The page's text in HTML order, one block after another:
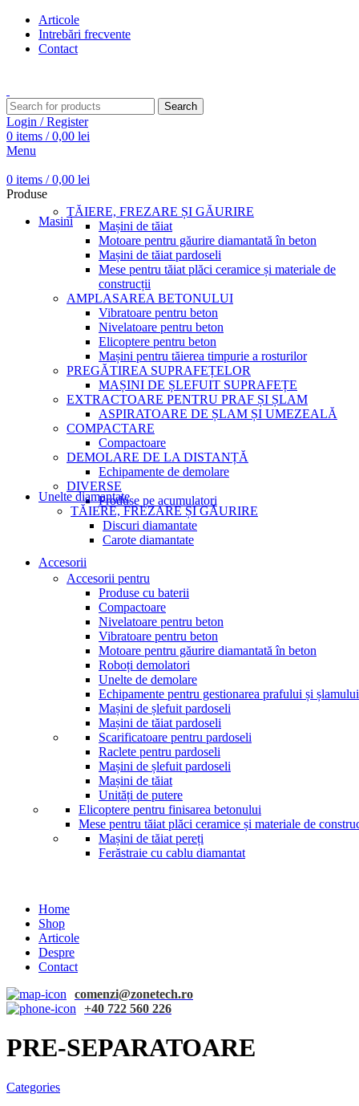
Articole
Intrebări frecvente
Contact
Search
Login / Register
0 items / 0,00 lei
Menu
0 items / 0,00 lei
Produse
Masini
TĂIERE, FREZARE ȘI GĂURIRE
Mașini de tăiat
Motoare pentru găurire diamantată în beton
Mașini de tăiat pardoseli
Mese pentru tăiat plăci ceramice și materiale de
construcții
AMPLASAREA BETONULUI
Vibratoare pentru beton
Nivelatoare pentru beton
Elicoptere pentru beton
Mașini pentru tăierea timpurie a rosturilor
PREGĂTIREA SUPRAFEȚELOR
MAȘINI DE ȘLEFUIT SUPRAFEȚE
EXTRACTOARE PENTRU PRAF ȘI ȘLAM
ASPIRATOARE DE ȘLAM ȘI UMEZEALĂ
COMPACTARE
Compactoare
DEMOLARE DE LA DISTANȚĂ
Echipamente de demolare
DIVERSE
Produse pe acumulatori
Unelte diamantate
TĂIERE, FREZARE ȘI GĂURIRE
Discuri diamantate
Carote diamantate
Accesorii
Accesorii pentru
Produse cu baterii
Compactoare
Nivelatoare pentru beton
Vibratoare pentru beton
Motoare pentru găurire diamantată în beton
Roboți demolatori
Unelte de demolare
Echipamente pentru gestionarea prafului și șlamului
Mașini de șlefuit pardoseli
Mașini de tăiat pardoseli
Scarificatoare pentru pardoseli
Raclete pentru pardoseli
Mașini de șlefuit pardoseli
Mașini de tăiat
Unități de putere
Elicoptere pentru finisarea betonului
Mese pentru tăiat plăci ceramice și materiale de
Mașini de tăiat pereți
Ferăstraie cu cablu diamantat
Home
Shop
Articole
Despre
Contact
comenzi@zonetech.ro
+40 722 560 226
PRE-SEPARATOARE
Categories